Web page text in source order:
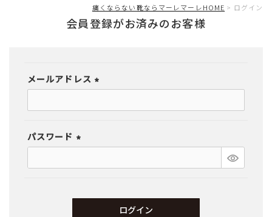
痛くならない靴ならマーレマーレHOME ログイン
会員登録がお済みのお客様
メールアドレス
須)
パスワード
須)
ログイン
特徴